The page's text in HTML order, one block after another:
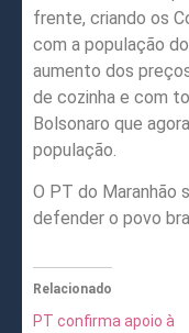
frente, criando os
com a população
aumento dos
de cozinha e com
Bolsonaro que
população.
O PT do Maranhão
defender o povo
Relacionado
PT confirma apoio à